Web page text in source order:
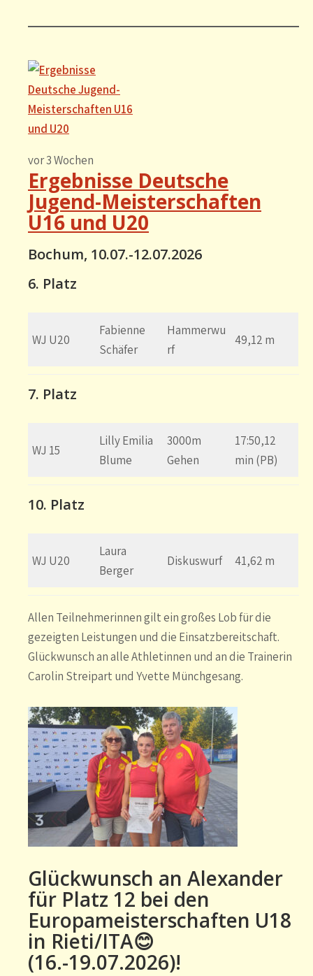
vor 3 Wochen
Ergebnisse Deutsche
Jugend-Meisterschaften
U16 und U20
Bochum, 10.07.-12.07.2026
6. Platz
WJ U20
Fabienne
Schäfer
Hammerwu
rf
49,12 m
7. Platz
WJ 15
Lilly Emilia
Blume
3000m
Gehen
17:50,12
min (PB)
10. Platz
WJ U20
Laura
Berger
Diskuswurf 41,62 m
Allen Teilnehmerinnen gilt ein großes Lob für die
gezeigten Leistungen und die Einsatzbereitschaft.
Glückwunsch an alle Athletinnen und an die Trainerin
Carolin Streipart und Yvette Münchgesang.
Glückwunsch an Alexander
für Platz 12 bei den
Europameisterschaften U18
in Rieti/ITA😊
(16.-19.07.2026)!